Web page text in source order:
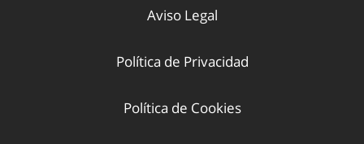
Aviso Legal
Política de Privacidad
Política de Cookies